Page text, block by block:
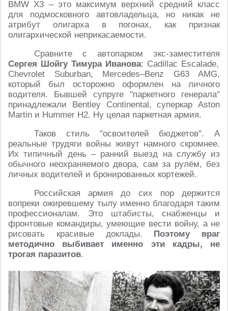
BMW X3 – это максимум верхний средний класс
для подмосковного автовладельца, но никак не
атрибут олигарха в погонах, как признак
олигархической неприкасаемости.
Сравните с автопарком экс-заместителя
Сергея Шойгу Тимура Иванова: Cadillac Escalade,
Chevrolet Suburban, Mercedes–Benz G63 AMG,
который был осторожно оформлен на личного
водителя. Бывшей супруге "паркетного генерала"
принадлежали Bentley Continental, суперкар Aston
Martin и Hummer H2. Ну целая паркетная армия.
Таков стиль "освоителей бюджетов". А
реальные трудяги войны живут намного скромнее.
Их типичный день – ранний выезд на службу из
обычного неохраняемого двора, сам за рулём, без
личных водителей и бронированных кортежей.
Российская армия до сих пор держится
вопреки ожиревшему тылу именно благодаря таким
профессионалам. Это штабисты, снабженцы и
фронтовые командиры, умеющие вести войну, а не
рисовать красивые доклады. Поэтому враг
методично выбивает именно эти кадры, не
трогая паразитов.